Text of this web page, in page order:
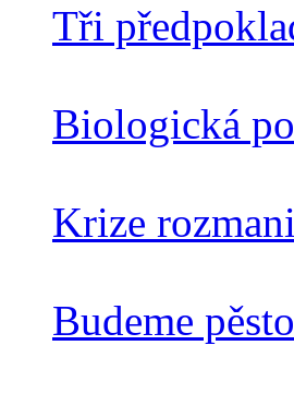
Tři
Biologická
Krize
Budeme